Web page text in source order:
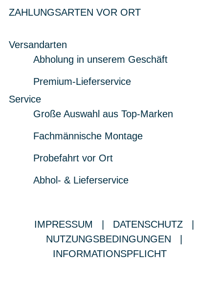
ZAHLUNGSARTEN VOR ORT
Versandarten
Abholung in unserem Geschäft
Premium-Lieferservice
Service
Große Auswahl aus Top-Marken
Fachmännische Montage
Probefahrt vor Ort
Abhol- & Lieferservice
IMPRESSUM DATENSCHUTZ
NUTZUNGSBEDINGUNGEN
INFORMATIONSPFLICHT